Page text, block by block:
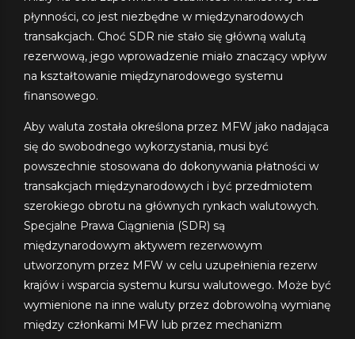
płynności, co jest niezbędne w międzynarodowych
transakcjach. Choć SDR nie stało się główną walutą
rezerwową, jego wprowadzenie miało znaczący wpływ
na kształtowanie międzynarodowego systemu
finansowego.
Aby waluta została określona przez MFW jako nadająca
się do swobodnego wykorzystania, musi być
powszechnie stosowana do dokonywania płatności w
transakcjach międzynarodowych i być przedmiotem
szerokiego obrotu na głównych rynkach walutowych.
Specjalne Prawa Ciągnienia (SDR) są
międzynarodowym aktywem rezerwowym
utworzonym przez MFW w celu uzupełnienia rezerw
krajów i wsparcia systemu kursu walutowego. Może być
wymienione na inne waluty przez dobrowolną wymianę
między członkami MFW lub przez mechanizm